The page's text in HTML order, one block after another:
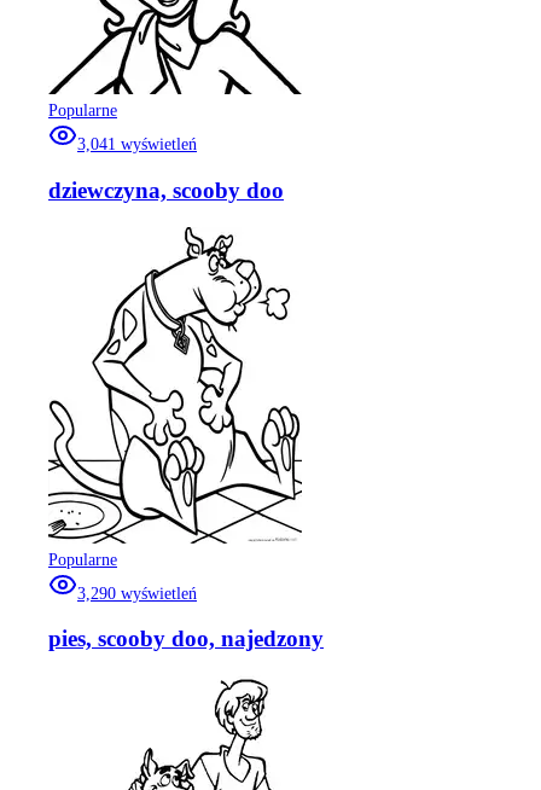
Popularne
3,041 wyświetleń
dziewczyna, scooby doo
Popularne
3,290 wyświetleń
pies, scooby doo, najedzony